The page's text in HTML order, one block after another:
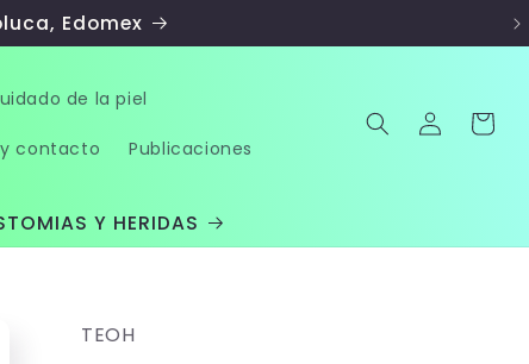
Edomex
de la piel
contacto Publicaciones
Iniciar
sesión
Carrito
Y HERIDAS
TEOH